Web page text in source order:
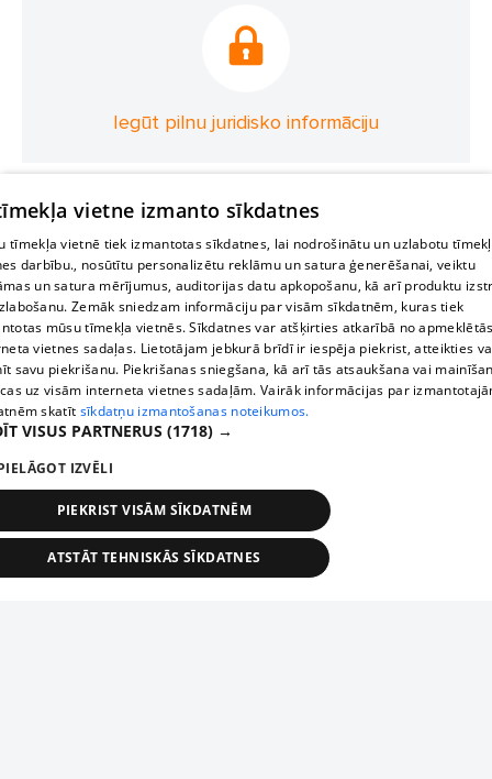
Iegūt pilnu juridisko informāciju
vietne izmanto sīkdatnes
tīmekļa vietnē tiek izmantotas sīkdatnes, lai nodrošinātu un uzlabotu
darbību., nosūtītu personalizētu reklāmu un satura ģenerēšanai, veiktu
un satura mērījumus, auditorijas datu apkopošanu, kā arī produktu
Zemāk sniedzam informāciju par visām sīkdatnēm, kuras tiek
mūsu tīmekļa vietnēs. Sīkdatnes var atšķirties atkarībā no
vietnes sadaļas. Lietotājam jebkurā brīdī ir iespēja piekrist, atteikties
savu piekrišanu. Piekrišanas sniegšana, kā arī tās atsaukšana vai
uz visām interneta vietnes sadaļām. Vairāk informācijas par
skatīt sīkdatņu izmantošanas noteikumos.
VISUS PARTNERUS (1718) →
IZVĒLI
PIEKRIST VISĀM SĪKDATNĒM
ATSTĀT TEHNISKĀS SĪKDATNES